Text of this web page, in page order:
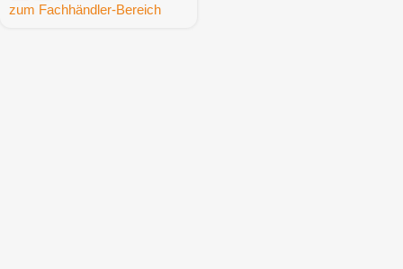
zum Fachhändler-Bereich